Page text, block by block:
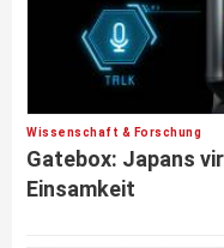
Wissenschaft & Forschung
Gatebox: Japans
Einsamkeit